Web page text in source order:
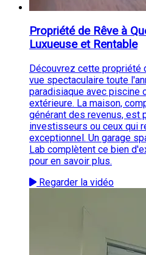
Propriété de Rêve à
Luxueuse et Rentable
Découvrez cette propriété
vue spectaculaire toute
paradisiaque avec piscine
extérieure. La maison,
générant des revenus, est
investisseurs ou ceux qui
exceptionnel. Un garage
Lab complètent ce bien
pour en savoir plus.
Regarder la vidéo